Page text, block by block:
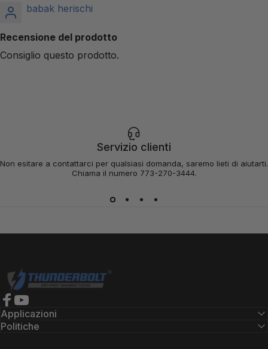
babak herischi
Recensione del prodotto
Consiglio questo prodotto.
Servizio clienti
Non esitare a contattarci per qualsiasi domanda, saremo lieti di aiutarti.
Chiama il numero 773-270-3444.
Serrature Thunderbolt
Facebook
YouTube
Applicazioni
Politiche